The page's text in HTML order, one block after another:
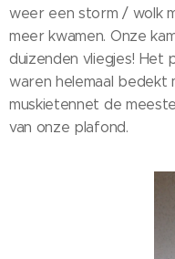
weer een storm / wolk
meer kwamen. Onze
duizenden vliegjes! Het
waren helemaal bedekt
muskietennet de
van onze plafond.